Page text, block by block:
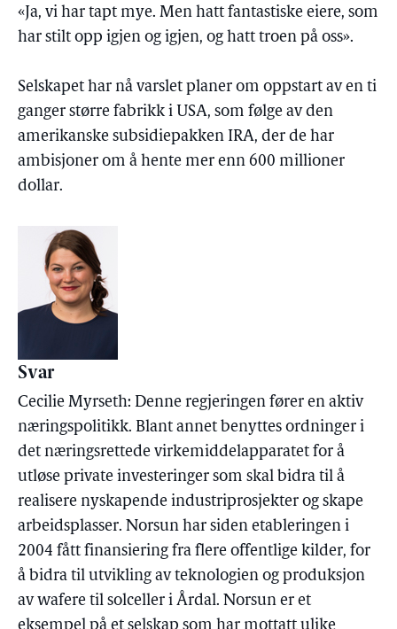
«Ja, vi har tapt mye. Men hatt fantastiske eiere, som
har stilt opp igjen og igjen, og hatt troen på oss».
Selskapet har nå varslet planer om oppstart av en ti
ganger større fabrikk i USA, som følge av den
amerikanske subsidiepakken IRA, der de har
ambisjoner om å hente mer enn 600 millioner
dollar.
Svar
Cecilie Myrseth: Denne regjeringen fører en aktiv
næringspolitikk. Blant annet benyttes ordninger i
det næringsrettede virkemiddelapparatet for å
utløse private investeringer som skal bidra til å
realisere nyskapende industriprosjekter og skape
arbeidsplasser. Norsun har siden etableringen i
2004 fått finansiering fra flere offentlige kilder, for
å bidra til utvikling av teknologien og produksjon
av wafere til solceller i Årdal. Norsun er et